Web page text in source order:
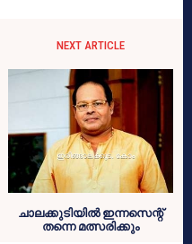
NEXT ARTICLE
ചാലക്കുടിയിൽ ഇന്നസെന്റ്
തന്നെ മത്സരിക്കും